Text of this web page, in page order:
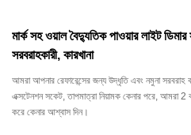
মার্ক সহ ওয়াল বৈদ্যুতিক পাওয়ার লাইট
সরবরাহকারী, কারখানা
আমরা আপনার রেফারেন্সের জন্য উদ্ধৃতি এবং নমুনা সরবরাহ
এক্সটেনশন সকেট, তাপমাত্রা নিয়ামক কেনার পরে, আমরা 2
করে কেনার আশ্বাস দিন।